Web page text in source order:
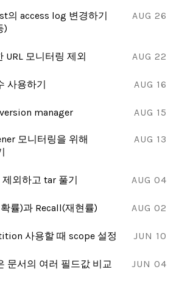
AUG 26
의 access log 변경하기
)
AUG 22
모니터링 제외
AUG 16
사용하기
AUG 15
manager
AUG 13
모니터링을 위해
AUG 04
외하고 tar 풀기
AUG 02
률)과 Recall(재현률)
JUN 10
사용할 때 scope 설정
JUN 04
문서의 여러 필드값 비교